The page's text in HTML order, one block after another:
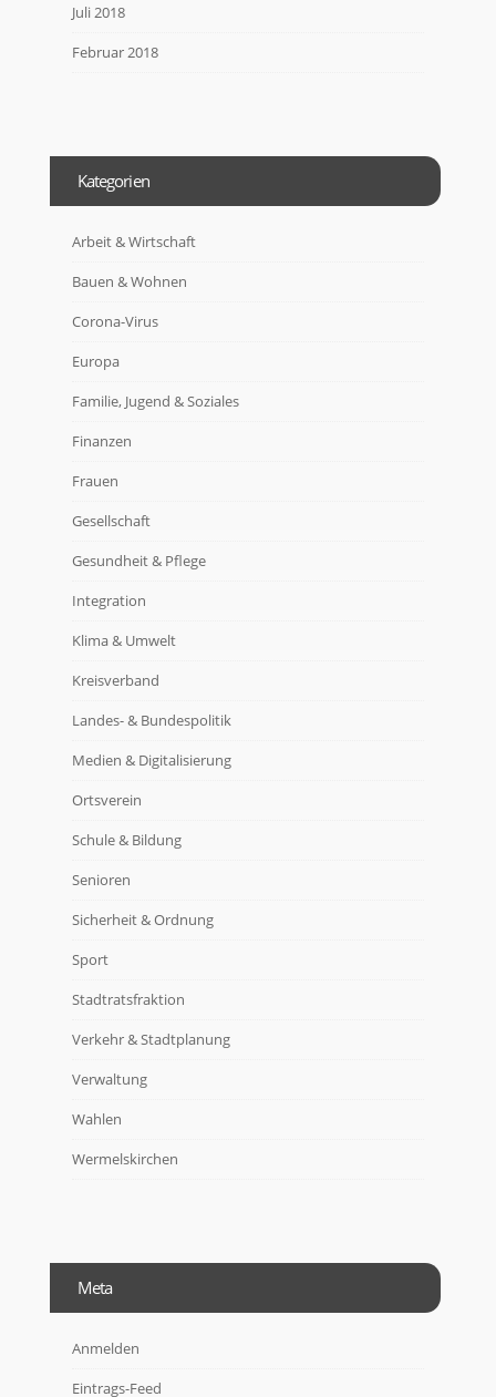
Juli 2018
Februar 2018
Kategorien
Arbeit & Wirtschaft
Bauen & Wohnen
Corona-Virus
Europa
Familie, Jugend & Soziales
Finanzen
Frauen
Gesellschaft
Gesundheit & Pflege
Integration
Klima & Umwelt
Kreisverband
Landes- & Bundespolitik
Medien & Digitalisierung
Ortsverein
Schule & Bildung
Senioren
Sicherheit & Ordnung
Sport
Stadtratsfraktion
Verkehr & Stadtplanung
Verwaltung
Wahlen
Wermelskirchen
Meta
Anmelden
Eintrags-Feed